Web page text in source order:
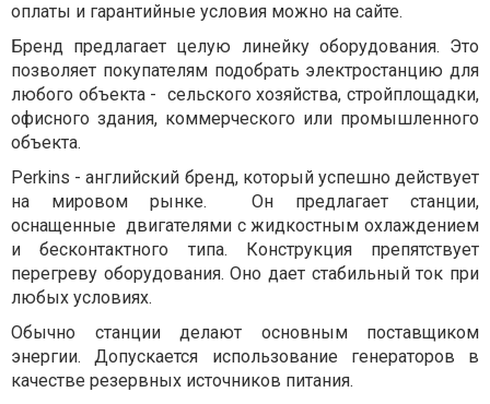
оплаты и гарантийные условия можно на сайте.
Бренд предлагает целую линейку оборудования. Это
позволяет покупателям подобрать электростанцию для
любого объекта - сельского хозяйства, стройплощадки,
офисного здания, коммерческого или промышленного
объекта.
Perkins - английский бренд, который успешно действует
на мировом рынке. Он предлагает станции,
оснащенные двигателями с жидкостным охлаждением
и бесконтактного типа. Конструкция препятствует
перегреву оборудования. Оно дает стабильный ток при
любых условиях.
Обычно станции делают основным поставщиком
энергии. Допускается использование генераторов в
качестве резервных источников питания.